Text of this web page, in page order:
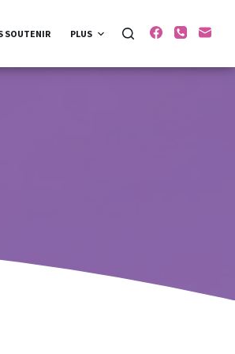
SOUTENIR PLUS